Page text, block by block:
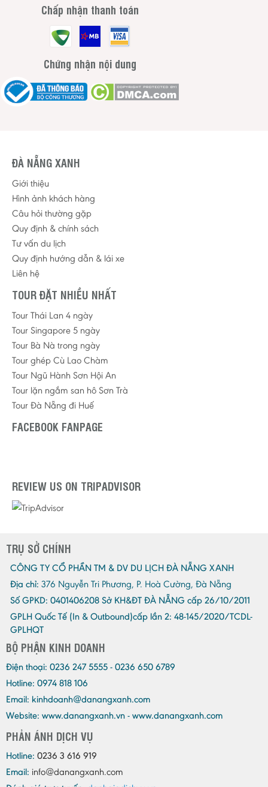
Chấp nhận thanh toán
Chứng nhận nội dung
ĐÀ NẴNG XANH
Giới thiệu
Hình ảnh khách hàng
Câu hỏi thường gặp
Quy định & chính sách
Tư vấn du lịch
Quy định hướng dẫn & lái xe
Liên hệ
TOUR ĐẶT NHIỀU NHẤT
Tour Thái Lan 4 ngày
Tour Singapore 5 ngày
Tour Bà Nà trong ngày
Tour ghép Cù Lao Chàm
Tour Ngũ Hành Sơn Hội An
Tour lặn ngắm san hô Sơn Trà
Tour Đà Nẵng đi Huế
FACEBOOK FANPAGE
REVIEW US ON TRIPADVISOR
TRỤ SỞ CHÍNH
CÔNG TY CỔ PHẦN TM & DV DU LỊCH ĐÀ NẴNG XANH
Địa chỉ: 376 Nguyễn Tri Phương, P. Hoà Cường, Đà Nẵng
Số GPKD: 0401406208 Sở KH&ĐT ĐÀ NẴNG cấp 26/10/2011
GPLH Quốc Tế (In & Outbound)cấp lần 2: 48-145/2020/TCDL-
GPLHQT
BỘ PHẬN KINH DOANH
Điện thoại: 0236 247 5555 - 0236 650 6789
Hotline: 0974 818 106
Email: kinhdoanh@danangxanh.com
Website: www.danangxanh.vn - www.danangxanh.com
PHẢN ÁNH DỊCH VỤ
Hotline: 0236 3 616 919
Email: info@danangxanh.com